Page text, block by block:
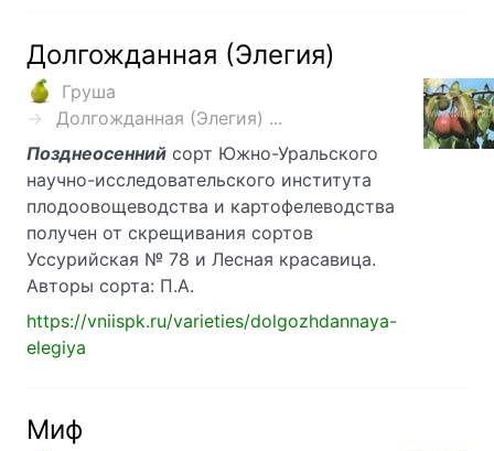
Долгожданная (Элегия)
Груша
Долгожданная (Элегия) ...
Позднеосенний сорт Южно-Уральского
научно-исследовательского института
плодоовощеводства и картофелеводства
получен от скрещивания сортов
Уссурийская № 78 и Лесная красавица.
Авторы сорта: П.А.
https://vniispk.ru/varieties/dolgozhdannaya-
elegiya
Миф